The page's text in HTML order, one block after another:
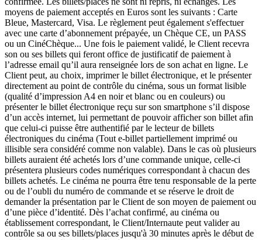
moyens de paiement acceptés en Euros sont les suivants : Carte
Bleue, Mastercard, Visa. Le règlement peut également s'effectuer
avec une carte d’abonnement prépayée, un Chèque CE, un PASS
ou un CinéChèque... Une fois le paiement validé, le Client recevra
son ou ses billets qui feront office de justificatif de paiement à
l’adresse email qu’il aura renseignée lors de son achat en ligne. Le
Client peut, au choix, imprimer le billet électronique, et le présenter
directement au point de contrôle du cinéma, sous un format lisible
(qualité d’impression A4 en noir et blanc ou en couleurs) ou
présenter le billet électronique reçu sur son smartphone s’il dispose
d’un accès internet, lui permettant de pouvoir afficher son billet afin
que celui-ci puisse être authentifié par le lecteur de billets
électroniques du cinéma (Tout e-billet partiellement imprimé ou
illisible sera considéré comme non valable). Dans le cas où plusieurs
billets auraient été achetés lors d’une commande unique, celle-ci
présentera plusieurs codes numériques correspondant à chacun des
billets achetés. Le cinéma ne pourra être tenu responsable de la perte
ou de l’oubli du numéro de commande et se réserve le droit de
demander la présentation par le Client de son moyen de paiement ou
d’une pièce d’identité. Dès l’achat confirmé, au cinéma ou
établissement correspondant, le Client/Internaute peut valider au
contrôle sa ou ses billets/places jusqu'à 30 minutes après le début de